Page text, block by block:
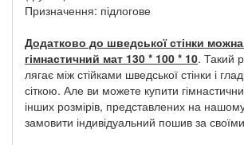
Призначення: підлогове
Додатково до шведської стінки
гімнастичний мат 130 * 100 * 10. Такий
лягає між стійками шведської стінки і
сіткою. Але ви можете купити
інших розмірів, представлених на
замовити індивідуальний пошив за